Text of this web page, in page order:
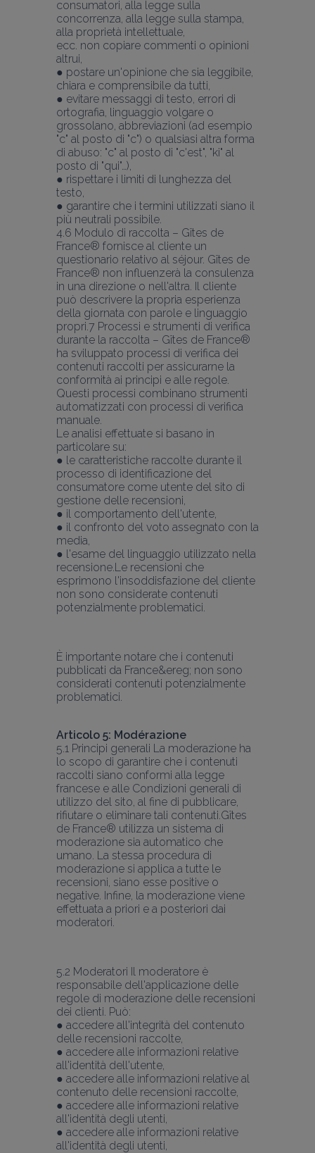
consumatori, alla legge sulla
concorrenza, alla legge sulla stampa,
alla proprietà intellettuale,
ecc. non copiare commenti o opinioni
altrui,
● postare un'opinione che sia leggibile,
chiara e comprensibile da tutti,
● evitare messaggi di testo, errori di
ortografia, linguaggio volgare o
grossolano, abbreviazioni (ad esempio
"c" al posto di "c") o qualsiasi altra forma
di abuso: "c" al posto di "c'est", "ki" al
posto di "qui"…),
● rispettare i limiti di lunghezza del
testo,
● garantire che i termini utilizzati siano il
più neutrali possibile.
4.6 Modulo di raccolta – Gîtes de
France® fornisce al cliente un
questionario relativo al séjour. Gîtes de
France® non influenzerà la consulenza
in una direzione o nell'altra. Il cliente
può descrivere la propria esperienza
della giornata con parole e linguaggio
propri.7 Processi e strumenti di verifica
durante la raccolta – Gîtes de France®
ha sviluppato processi di verifica dei
contenuti raccolti per assicurarne la
conformità ai principi e alle regole.
Questi processi combinano strumenti
automatizzati con processi di verifica
manuale.
Le analisi effettuate si basano in
particolare su:
● le caratteristiche raccolte durante il
processo di identificazione del
consumatore come utente del sito di
gestione delle recensioni,
● il comportamento dell'utente,
● il confronto del voto assegnato con la
media,
● l'esame del linguaggio utilizzato nella
recensione.Le recensioni che
esprimono l'insoddisfazione del cliente
non sono considerate contenuti
potenzialmente problematici.
È importante notare che i contenuti
pubblicati da France&ereg; non sono
considerati contenuti potenzialmente
Articolo 5: Modérazione
5.1 Principi generali La moderazione ha
lo scopo di garantire che i contenuti
raccolti siano conformi alla legge
francese e alle Condizioni generali di
utilizzo del sito, al fine di pubblicare,
rifiutare o eliminare tali contenuti.Gîtes
de France® utilizza un sistema di
moderazione sia automatico che
umano. La stessa procedura di
moderazione si applica a tutte le
recensioni, siano esse positive o
negative. Infine, la moderazione viene
effettuata a priori e a posteriori dai
moderatori.
5.2 Moderatori Il moderatore è
responsabile dell'applicazione delle
regole di moderazione delle recensioni
dei clienti. Può:
● accedere all'integrità del contenuto
delle recensioni raccolte,
● accedere alle informazioni relative
all'identità dell'utente,
● accedere alle informazioni relative al
contenuto delle recensioni raccolte,
● accedere alle informazioni relative
all'identità degli utenti,
● accedere alle informazioni relative
all'identità degli utenti,